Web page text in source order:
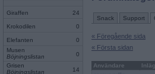
Giraffen 24
Krokodilen 0
Elefanten
0
Musen
Böjningslistan
0
Grisen
Böjningslistan
14
Snack Support
« Föregående sida
« Första sidan
Användare